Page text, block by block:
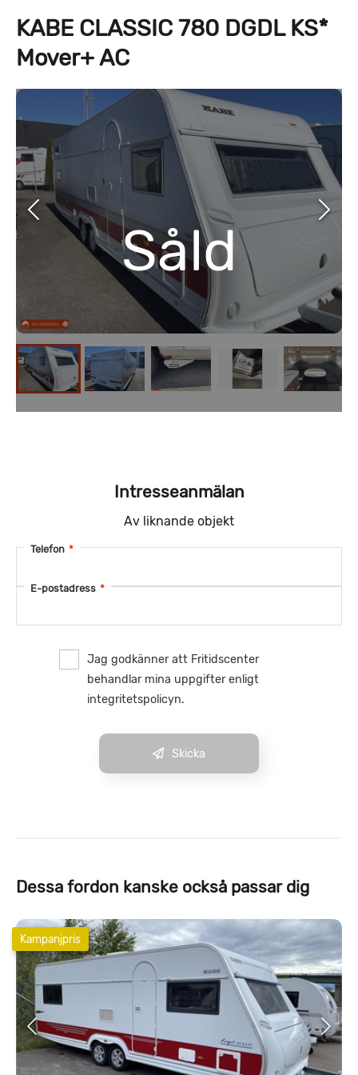
KABE CLASSIC 780 DGDL KS*
Mover+ AC
Såld
Intresseanmälan
Av liknande objekt
Telefon *
E-postadress *
Jag godkänner att Fritidscenter
behandlar mina uppgifter enligt
integritetspolicyn.
Skicka
Dessa fordon kanske också passar dig
Kampanjpris